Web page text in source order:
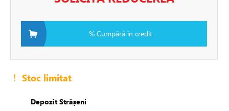
in pardoseala % Cumpără în credit
Stoc limitat
Depozit Strășeni